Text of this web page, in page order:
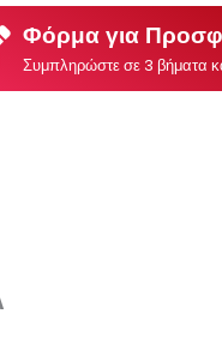
Φόρμα για
Συμπληρώστε σε 3 βήματα